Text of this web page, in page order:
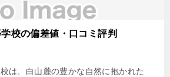
校の偏差値・口コミ評判
は、白山麓の豊かな自然に抱かれた